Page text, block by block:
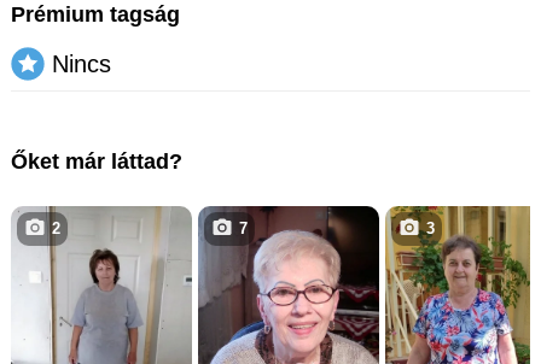
Prémium tagság
Nincs
Őket már láttad?
2 7 3